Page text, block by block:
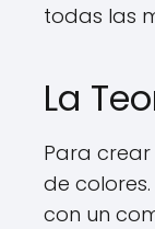
todas las
La
Para
de
con un